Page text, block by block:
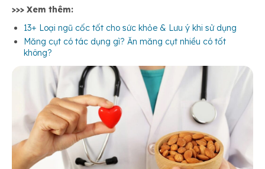
>>> Xem thêm:
13+ Loại ngũ cốc tốt cho sức khỏe & Lưu ý khi sử dụng
Măng cụt có tác dụng gì? Ăn măng cụt nhiều có tốt
không?